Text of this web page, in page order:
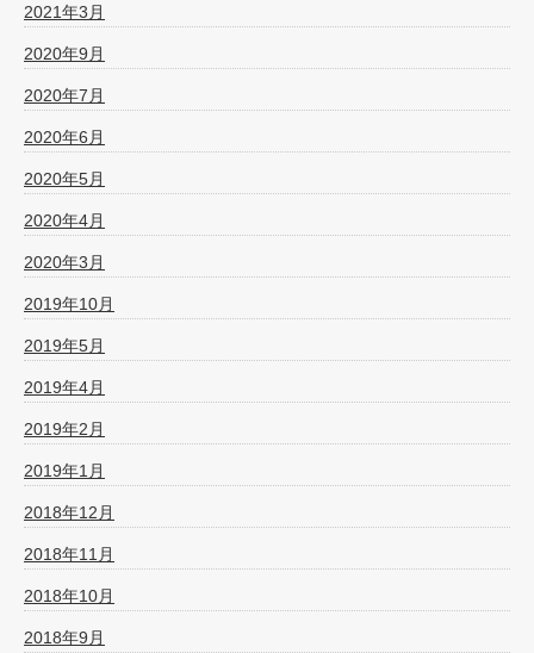
2021年3月
2020年9月
2020年7月
2020年6月
2020年5月
2020年4月
2020年3月
2019年10月
2019年5月
2019年4月
2019年2月
2019年1月
2018年12月
2018年11月
2018年10月
2018年9月